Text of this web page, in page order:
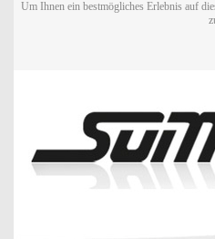
Um Ihnen ein bestmögliches Erlebnis auf